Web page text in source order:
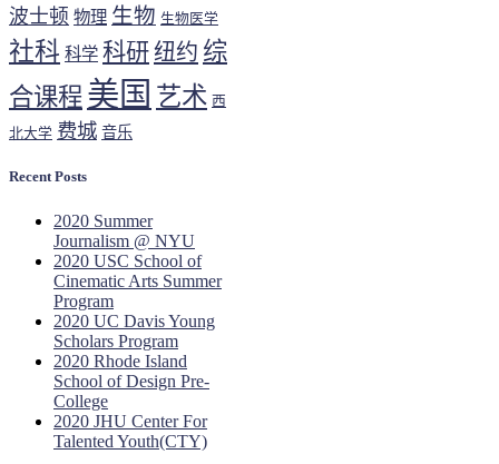
波士顿 物理 生物 生物医学
社科 科学 科研纽约 综
合课程 美国 艺术 西
北大学 费城 音乐
Recent Posts
2020 Summer
Journalism @ NYU
2020 USC School of
Cinematic Arts Summer
Program
2020 UC Davis Young
Scholars Program
2020 Rhode Island
School of Design Pre-
College
2020 JHU Center For
Talented Youth(CTY)